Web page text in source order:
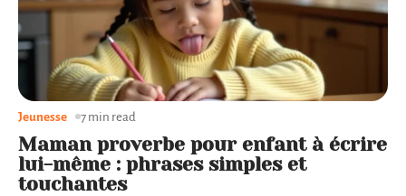
Maman proverbe pour enfant à écrire
lui-même : phrases simples et
touchantes
Jeunesse 7 min read